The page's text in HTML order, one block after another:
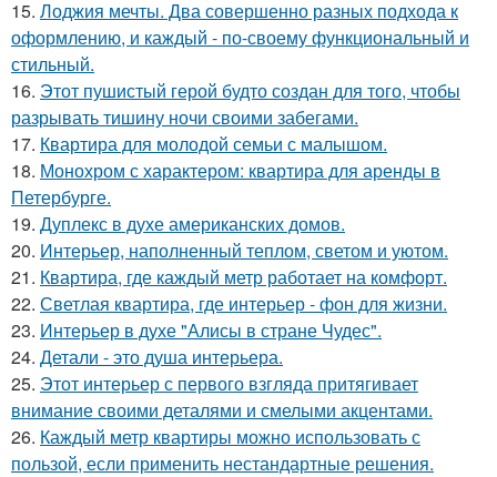
15. Лоджия мечты. Два совершенно разных подхода к
оформлению, и каждый - по-своему функциональный и
стильный.
16. Этот пушистый герой будто создан для того, чтобы
разрывать тишину ночи своими забегами.
17. Квартира для молодой семьи с малышом.
18. Монохром с характером: квартира для аренды в
Петербурге.
19. Дуплекс в духе американских домов.
20. Интерьер, наполненный теплом, светом и уютом.
21. Квартира, где каждый метр работает на комфорт.
22. Светлая квартира, где интерьер - фон для жизни.
23. Интерьер в духе "Алисы в стране Чудес".
24. Детали - это душа интерьера.
25. Этот интерьер с первого взгляда притягивает
внимание своими деталями и смелыми акцентами.
26. Каждый метр квартиры можно использовать с
пользой, если применить нестандартные решения.